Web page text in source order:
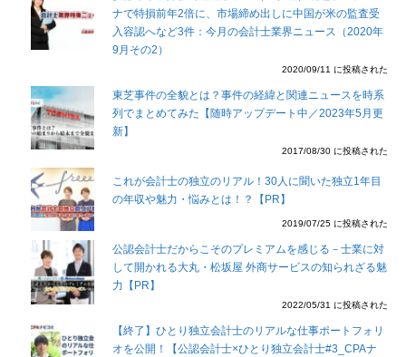
ナで特損前年2倍に、市場締め出しに中国が米の監査受
入容認へなど3件：今月の会計士業界ニュース（2020年
9月その2）
2020/09/11 に投稿された
東芝事件の全貌とは？事件の経緯と関連ニュースを時系
列でまとめてみた【随時アップデート中／2023年5月更
新】
2017/08/30 に投稿された
これが会計士の独立のリアル！30人に聞いた独立1年目
の年収や魅力・悩みとは！？【PR】
2019/07/25 に投稿された
公認会計士だからこそのプレミアムを感じる－士業に対
して開かれる大丸・松坂屋 外商サービスの知られざる魅
力【PR】
2022/05/31 に投稿された
【終了】ひとり独立会計士のリアルな仕事ポートフォリ
オを公開！【公認会計士×ひとり独立会計士#3_CPAナ